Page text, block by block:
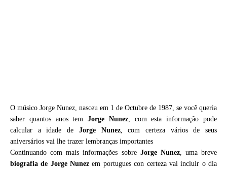
O músico Jorge Nunez, nasceu em 1 de Octubre de 1987, se você queria
saber quantos anos temJorge Nunez, com esta informação pode
calcular a idade de Jorge Nunez, com certeza vários de seus
aniversários vai lhe trazer lembranças importantes
Continuando com mais informações sobre Jorge Nunez, uma breve
biografia de Jorge Nunez em portugues con certeza vai incluir o dia